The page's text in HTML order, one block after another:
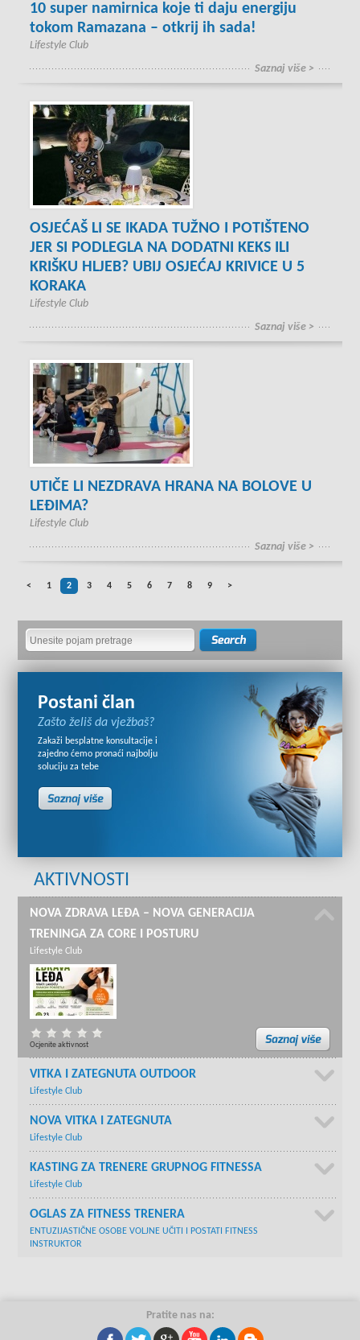
10 super namirnica koje ti daju energiju
tokom Ramazana – otkrij ih sada!
Lifestyle Club
Saznaj više >
OSJEĆAŠ LI SE IKADA TUŽNO I POTIŠTENO
JER SI PODLEGLA NA DODATNI KEKS ILI
KRIŠKU HLJEB? UBIJ OSJEĆAJ KRIVICE U 5
KORAKA
Lifestyle Club
Saznaj više >
UTIČE LI NEZDRAVA HRANA NA BOLOVE U
LEĐIMA?
Lifestyle Club
Saznaj više >
< 1 2 3 4 5 6 7 8 9 >
Postani član
Zašto želiš da vježbaš?
Zakaži besplatne konsultacije i
zajedno ćemo pronaći najbolju
soluciju za tebe
AKTIVNOSTI
NOVA ZDRAVA LEĐA – NOVA GENERACIJA
TRENINGA ZA CORE I POSTURU
Lifestyle Club
Ocjenite aktivnost
VITKA I ZATEGNUTA OUTDOOR
Lifestyle Club
NOVA VITKA I ZATEGNUTA
Lifestyle Club
KASTING ZA TRENERE GRUPNOG FITNESSA
Lifestyle Club
OGLAS ZA FITNESS TRENERA
ENTUZIJASTIČNE OSOBE VOLJNE UČITI I POSTATI FITNESS
INSTRUKTOR
Pratite nas na: